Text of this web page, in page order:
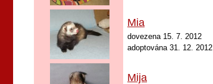
Mia
dovezena 15. 7. 2012
adoptována 31. 12. 2012
Mija